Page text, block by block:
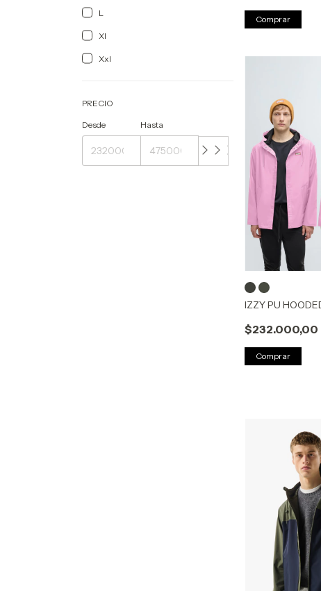
L
Xl
Xxl
PRECIO
Desde Hasta
Comprar
IZZY PU
$232.000,00
Comprar